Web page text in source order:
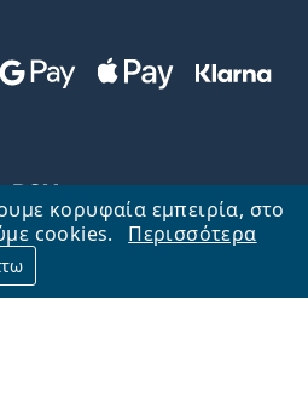
κορυφαία εμπειρία, στο
cookies.
Περισσότερα
σελίδα